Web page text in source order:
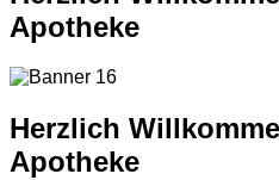
Apotheke
Herzlich
Apotheke